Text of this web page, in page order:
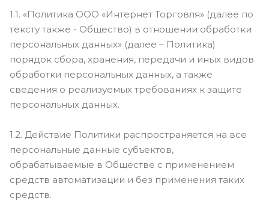
1.1. «Политика ООО «Интернет Торговля» (далее по
тексту также - Общество) в отношении обработки
персональных данных» (далее – Политика)
порядок сбора, хранения, передачи и иных видов
обработки персональных данных, а также
сведения о реализуемых требованиях к защите
персональных данных.
1.2. Действие Политики распространяется на все
персональные данные субъектов,
обрабатываемые в Обществе с применением
средств автоматизации и без применения таких
средств.